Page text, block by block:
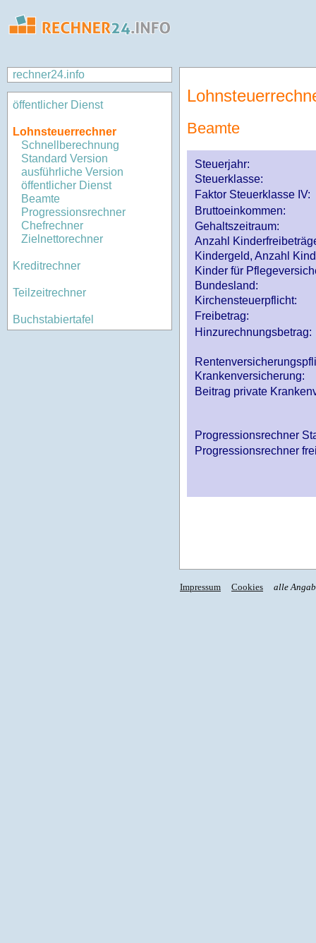
rechner24.info
öffentlicher Dienst
Lohnsteuerrechner
Schnellberechnung
Standard Version
ausführliche Version
öffentlicher Dienst
Beamte
Progressionsrechner
Chefrechner
Zielnettorechner
Kreditrechner
Teilzeitrechner
Buchstabiertafel
Beamte
Steuerjahr:
Steuerklasse:
Faktor Steuerklasse IV:
Bruttoeinkommen:
Gehaltszeitraum:
Anzahl
Kindergeld, Anzahl
Kinder für
Bundesland:
Kirchensteuerpflicht:
Freibetrag:
Hinzurechnungsbetrag:
Krankenversicherung:
Beitrag private
Progressionsrechner
Progressionsrechner
Impressum Cookies alle